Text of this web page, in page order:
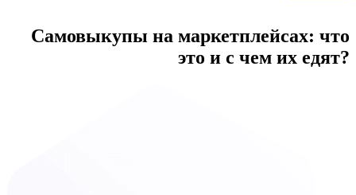
Самовыкупы на маркетплейсах: что
это и с чем их едят?